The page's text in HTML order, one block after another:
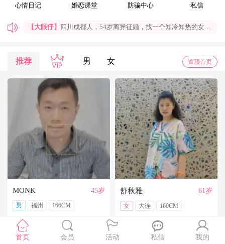
心情日记 婚恋课堂 防骗中心 私信
【大眼仔】
四川成都人，54岁离异征婚，找一个知冷知热的女人结婚过日子，非诚勿扰
【一米阳光】
上海征婚，找一位条件好点、能结婚的伴侣成家
【玉兰花】 山东济南本人，离异带一女儿，大龄男征婚，非诚勿扰。
【红玫】你再不来，我都老啦，个人诚征婚，限广西南宁
【乐园】
湖北蕲春离异大龄女征婚，找一个蕲春的、60岁上下的男士结婚，共同过日子，不诚勿扰
【携手到老】今天开通钻石会员了，给我来信吧，我能看到你的联系方式哦
【铭铭】40岁未婚上海杨浦男征婚，外地人或者上海人都可以，不介意是否离异，三观合适即可，速与我联系。
【任子君】 现居深圳罗湖区，44岁，离异，在深圳工作，找一个大方、善良，会疼爱人的女子做老婆，希望​‌‌能在这里遇见你，非诚勿扰。
【张小英】想找一个心动的人
推荐 男 女 置顶首页
MONK 45岁
男 福州 166CM
舒秋雅 61岁
女 大连 160CM
首页 会员 活动 私信 我的